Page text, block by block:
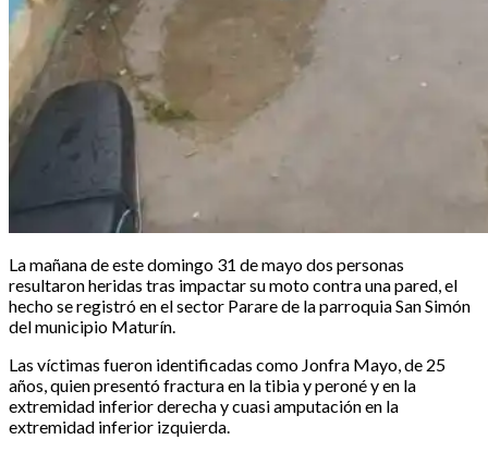
La mañana de este domingo 31 de mayo dos personas
resultaron heridas tras impactar su moto contra una pared, el
hecho se registró en el sector Parare de la parroquia San Simón
del municipio Maturín.‎‎
Las víctimas fueron identificadas como Jonfra Mayo, de 25
años, quien presentó fractura en la tibia y peroné y en la
extremidad inferior derecha y cuasi amputación en la
extremidad inferior izquierda.‎‎